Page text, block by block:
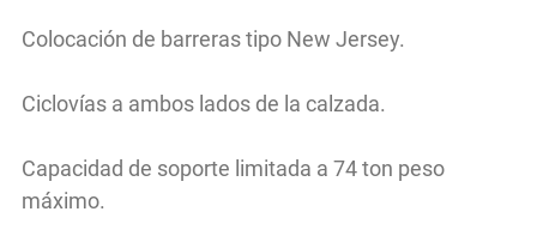
Colocación de barreras tipo New Jersey.
Ciclovías a ambos lados de la calzada.
Capacidad de soporte limitada a 74 ton peso
máximo.